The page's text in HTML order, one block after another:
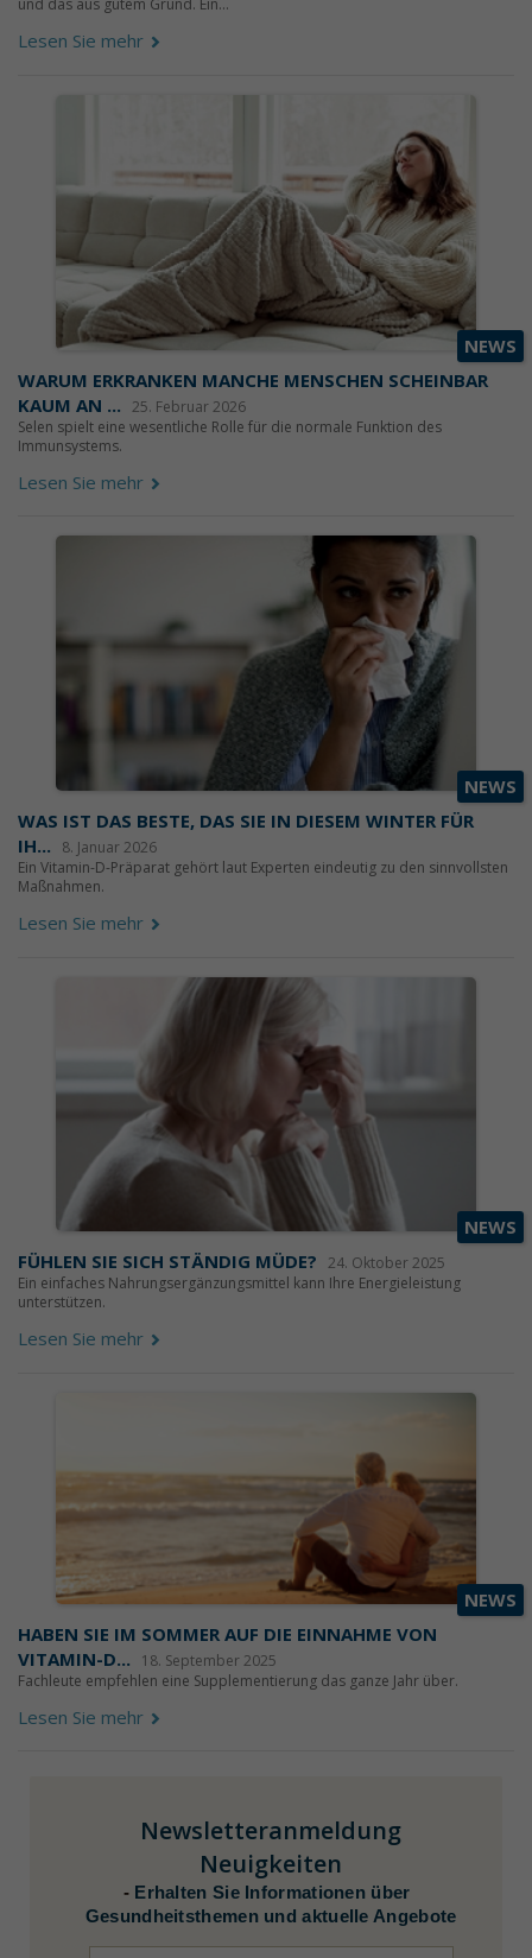
und das aus gutem Grund. Ein...
Lesen Sie mehr
NEWS
WARUM ERKRANKEN MANCHE MENSCHEN SCHEINBAR
KAUM AN ... 25. Februar 2026
Selen spielt eine wesentliche Rolle für die normale Funktion des
Immunsystems.
Lesen Sie mehr
NEWS
WAS IST DAS BESTE, DAS SIE IN DIESEM WINTER FÜR
IH...
8. Januar 2026
Ein Vitamin-D-Präparat gehört laut Experten eindeutig zu den sinnvollsten
Maßnahmen.
Lesen Sie mehr
NEWS
FÜHLEN SIE SICH STÄNDIG MÜDE? 24. Oktober 2025
Ein einfaches Nahrungsergänzungsmittel kann Ihre Energieleistung
unterstützen.
Lesen Sie mehr
NEWS
HABEN SIE IM SOMMER AUF DIE EINNAHME VON
VITAMIN-D...
18. September 2025
Fachleute empfehlen eine Supplementierung das ganze Jahr über.
Lesen Sie mehr
Newsletteranmeldung
Neuigkeiten
- Erhalten Sie Informationen über
Gesundheitsthemen und aktuelle Angebote